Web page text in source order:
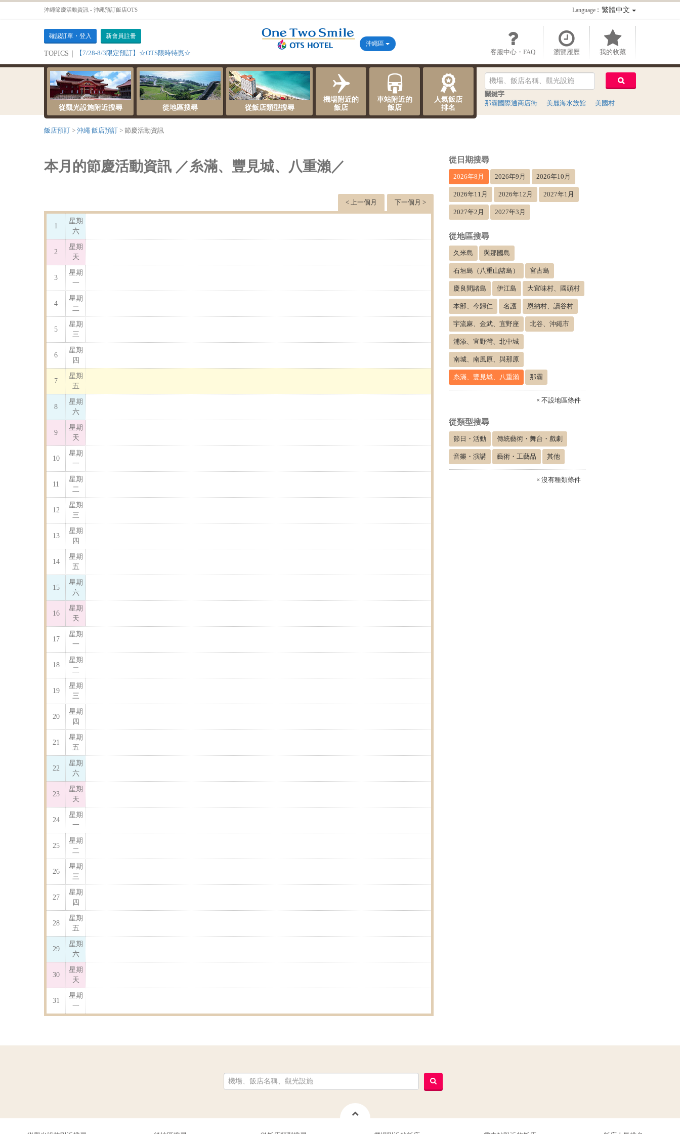
沖繩節慶活動資訊 - 沖繩預訂飯店OTS Language：繁體中文
確認訂單・登入 新會員註冊
TOPICS｜ 【7/28-8/3限定預訂】☆OTS限時特惠☆ 客服中心・FAQ 瀏覽履歷 我的收藏
沖繩區
從觀光設施附近搜尋 從地區搜尋 從飯店類型搜尋
機場附近的
飯店
車站附近的
飯店
人氣飯店
排名
關鍵字
那霸國際通商店街
美麗海水族館 美國村
飯店預訂 沖繩 飯店預訂 節慶活動資訊
本月的節慶活動資訊 ／糸滿、豐見城、八重瀨／
下一個月 >
< 上一個月
1
星期
六
2
星期
天
3
星期
一
4
星期
二
5
星期
三
6
星期
四
7
星期
五
8
星期
六
9
星期
天
10
星期
一
11
星期
二
12
星期
三
13
星期
四
14
星期
五
15
星期
六
16
星期
天
17
星期
一
18
星期
二
19
星期
三
20
星期
四
21
星期
五
22
星期
六
23
星期
天
24
星期
一
25
星期
二
26
星期
三
27
星期
四
28
星期
五
29
星期
六
30
星期
天
31
星期
一
從日期搜尋
2026年8月 2026年9月 2026年10月
2026年11月 2026年12月 2027年1月
2027年2月 2027年3月
從地區搜尋
久米島 與那國島
石垣島（八重山諸島） 宮古島
慶良間諸島 伊江島 大宜味村、國頭村
本部、今歸仁 名護 恩納村、讀谷村
宇流麻、金武、宜野座 北谷、沖繩市
浦添、宜野灣、北中城
南城、南風原、與那原
糸滿、豐見城、八重瀨 那霸
× 不設地區條件
從類型搜尋
節日・活動 傳統藝術・舞台・戲劇
音樂・演講 藝術・工藝品 其他
× 沒有種類條件